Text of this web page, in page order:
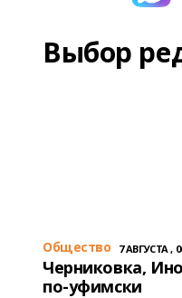
Выбор
Общество 7 АВГУСТА ,
Черниковка,
по-уфимски